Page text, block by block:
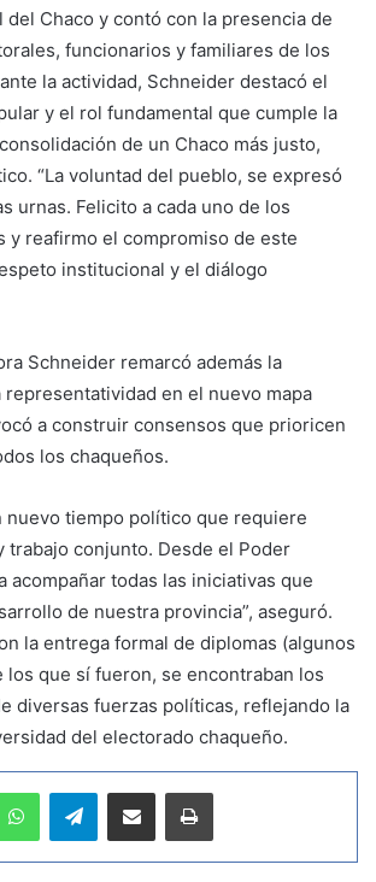
del Chaco y contó con la presencia de
funcionarios y familiares de los
la actividad, Schneider destacó el
y el rol fundamental que cumple la
de un Chaco más justo,
“La voluntad del pueblo, se expresó
urnas. Felicito a cada uno de los
y reafirmo el compromiso de este
institucional y el diálogo
Schneider remarcó además la
en el nuevo mapa
a construir consensos que prioricen
los chaqueños.
nuevo tiempo político que requiere
trabajo conjunto. Desde el Poder
acompañar todas las iniciativas que
de nuestra provincia”, aseguró.
la entrega formal de diplomas (algunos
los que sí fueron, se encontraban los
diversas fuerzas políticas, reflejando la
del electorado chaqueño.
Telegram